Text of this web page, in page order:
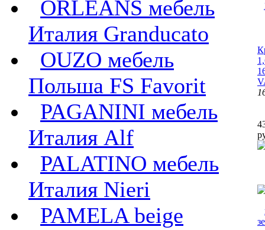
ORLEANS мебель
Италия Granducato
OUZO мебель
Польша FS Favorit
PAGANINI мебель
Италия Alf
PALATINO мебель
Италия Nieri
PAMELA beige